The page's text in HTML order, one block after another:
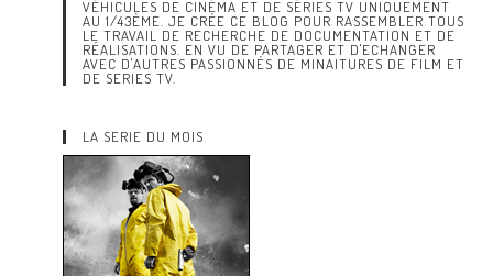
VÉHICULES DE CINÉMA ET DE SÉRIES TV UNIQUEMENT
AU 1/43ÈME. JE CRÉE CE BLOG POUR RASSEMBLER TOUS
LE TRAVAIL DE RECHERCHE DE DOCUMENTATION ET DE
RÉALISATIONS. EN VU DE PARTAGER ET D'ECHANGER
AVEC D'AUTRES PASSIONNÉS DE MINAITURES DE FILM ET
DE SERIES TV.
LA SERIE DU MOIS